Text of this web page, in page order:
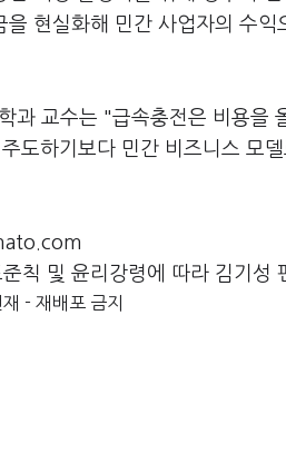
을 현실화해 민간 사업자의 수
과 교수는 "급속충전은 비용을
도하기보다 민간 비즈니스 모
칙 및 윤리강령에 따라 김기성
- 재배포 금지